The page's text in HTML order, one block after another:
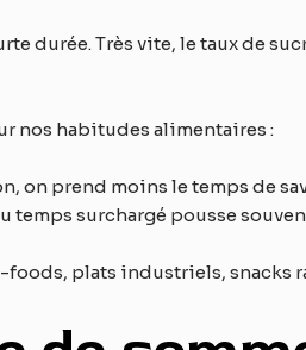
durée. Très vite, le taux de
nos habitudes alimentaires :
on prend moins le temps de
temps surchargé pousse
foods, plats industriels, snacks